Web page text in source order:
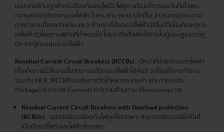
เบรกเกอร์กันดูดสำหรับป้องกันเหตุไฟรั่ว ไฟดูด พร้อมตัดวงจรทันทีเมื่อพบ
ความผิดปกติของกระแสไฟฟ้า โดยจะสามารถแบ่งได้เป็น 2 ประเภทย่อย ตาม
การทำงานที่แตกต่างกัน และจะทำหน้าที่ตัดวงจรไฟฟ้าอัตโนมัติเมื่อเกิดเหตุกระ
แสไฟฟ้ารั่วไหลตามพิกัดที่กำหนดไว้ โดยจะติดตั้งเพื่อใช้งานในตู้คอนซูมเมอร์ยู
นิท และตู้ควบคุมระบบไฟฟ้า
Residual Current Circuit Breakers (RCCBs) : มีหน้าที่ช่วยตัดวงจรไฟฟ้า
เมื่อเกิดการรั่วไหล แต่ไม่สามารถตัดกระแสไฟฟ้าได้ทันที จะต้องใช้การทำงาน
ร่วมกับ MCB, MCCBที่รองรับการวัดได้หลากหลายค่า เช่น ค่าแรงดัน
(Voltage) ค่ากระแส (Current) ค่าความต้านทาน (Resistance) แล
Residual Current Circuit Breakers with Overload protection
(RCBOs) : อุปกรณ์ช่วยป้องกันไฟดูดโดยเฉพาะ สามารถตัดวงจรได้ทันที
เมื่อมีกรณีไฟรั่วและไฟฟ้าลัดวงจร